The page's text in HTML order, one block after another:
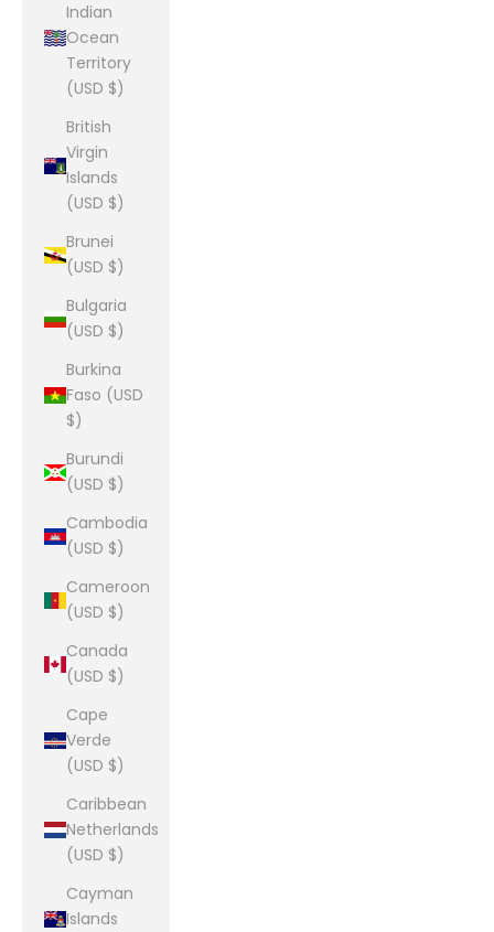
Indian
Ocean
Territory
(USD $)
British
Virgin
Islands
(USD $)
Brunei
(USD $)
Bulgaria
(USD $)
Burkina
Faso (USD
$)
Burundi
(USD $)
Cambodia
(USD $)
Cameroon
(USD $)
Canada
(USD $)
Cape
Verde
(USD $)
Caribbean
Netherlands
(USD $)
Cayman
Islands